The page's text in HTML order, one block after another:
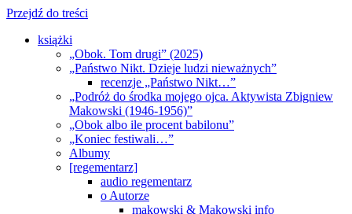
Przejdź do treści
książki
„Obok. Tom drugi” (2025)
„Państwo Nikt. Dzieje ludzi nieważnych”
recenzje „Państwo Nikt…”
„Podróż do środka mojego ojca. Aktywista Zbigniew
Makowski (1946-1956)”
„Obok albo ile procent babilonu”
„Koniec festiwali…”
Albumy
[regementarz]
audio regementarz
o Autorze
makowski & Makowski info